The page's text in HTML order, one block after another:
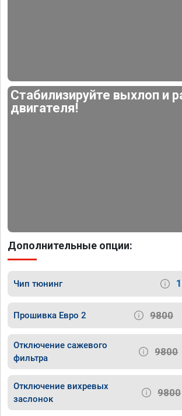
Стабилизируйте выхлоп и
двигателя!
Дополнительные опции:
Чип тюнинг
Прошивка Евро 2 9800
Отключение сажевого
фильтра
9800
Отключение вихревых
заслонок
9800